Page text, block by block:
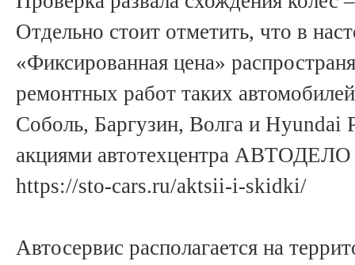
Отдельно стоит отметить, что в
«Фиксированная цена»
ремонтных работ таких
Соболь, Баргузин, Волга и
акциями автотехцентра АВТОДЕЛО
https://sto-cars.ru/aktsii-i-skidki/
Автосервис располагается на